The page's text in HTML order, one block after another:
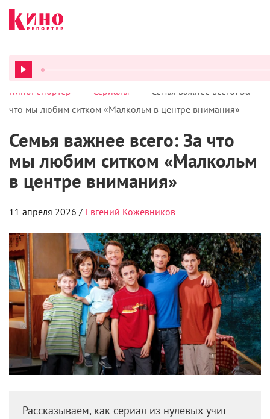
ВСЕ
КиноРепортер > Сериалы >
Семья важнее всего: За
что мы любим ситком «Малкольм в центре внимания»
Семья важнее всего: За что
мы любим ситком «Малкольм
в центре внимания»
11 апреля 2026 / Евгений Кожевников
Рассказываем, как сериал из нулевых учит